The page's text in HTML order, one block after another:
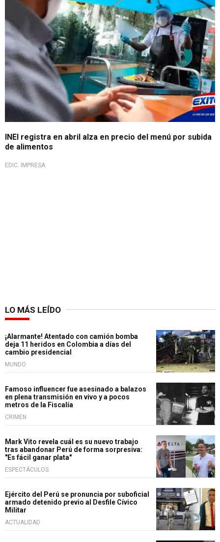
INEI registra en abril alza en precio del menú por subida
de alimentos
EDIC. IMPRESA
LO MÁS LEÍDO
¡Alarmante! Atentado con camión bomba
deja 11 heridos en Colombia a días del
cambio presidencial
MUNDO
Famoso influencer fue asesinado a balazos
en plena transmisión en vivo y a pocos
metros de la Fiscalía
CRIMEN
Mark Vito revela cuál es su nuevo trabajo
tras abandonar Perú de forma sorpresiva:
"Es fácil ganar plata"
ESPECTÁCULOS
Ejército del Perú se pronuncia por suboficial
armado detenido previo al Desfile Cívico
Militar
ACTUALIDAD